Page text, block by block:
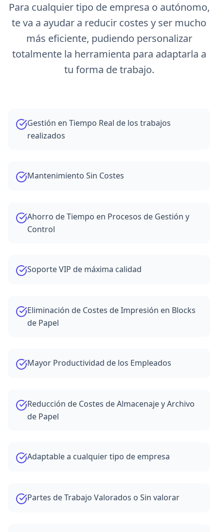
Para cualquier tipo de empresa o autónomo,
te va a ayudar a reducir costes y ser mucho
más eficiente, pudiendo personalizar
totalmente la herramienta para adaptarla a
tu forma de trabajo.
Gestión en Tiempo Real de los trabajos
realizados
Mantenimiento Sin Costes
Ahorro de Tiempo en Procesos de Gestión y
Control
Soporte VIP de máxima calidad
Eliminación de Costes de Impresión en Blocks
de Papel
Mayor Productividad de los Empleados
Reducción de Costes de Almacenaje y Archivo
de Papel
Adaptable a cualquier tipo de empresa
Partes de Trabajo Valorados o Sin valorar